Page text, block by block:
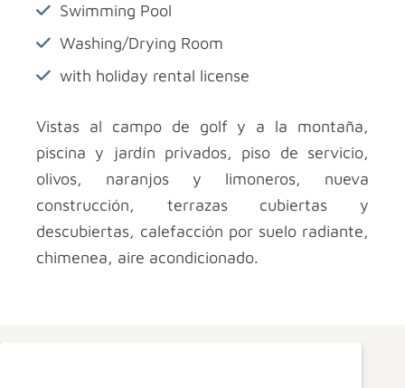
Swimming Pool
Washing/Drying Room
with holiday rental license
Vistas al campo de golf y a la montaña,
piscina y jardín privados, piso de servicio,
olivos, naranjos y limoneros, nueva
construcción, terrazas cubiertas y
descubiertas, calefacción por suelo radiante,
chimenea, aire acondicionado.